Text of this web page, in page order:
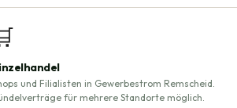
und Filialisten in Gewerbestrom Remscheid.
für mehrere Standorte möglich.